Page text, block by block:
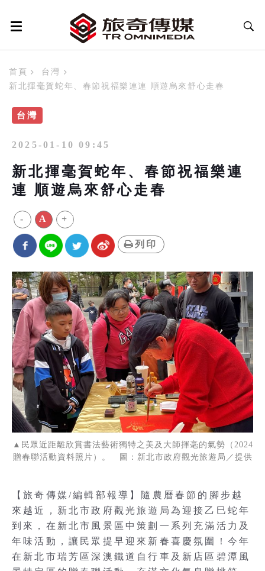
首頁
台灣
新北揮毫賀蛇年、春節祝福樂連連 順遊烏來舒心走春
台灣
2025-01-10 09:45
新北揮毫賀蛇年、春節祝福樂連
連 順遊烏來舒心走春
- A +
列印
▲民眾近距離欣賞書法藝術獨特之美及大師揮毫的氣勢（2024
贈春聯活動資料照片）。 圖：新北市政府觀光旅遊局／提供
【旅奇傳媒/編輯部報導】隨農曆春節的腳步越
來越近，新北市政府觀光旅遊局為迎接乙巳蛇年
到來，在新北市風景區中策劃一系列充滿活力及
年味活動，讓民眾提早迎來新春喜慶氛圍！今年
在新北市瑞芳區深澳鐵道自行車及新店區碧潭風